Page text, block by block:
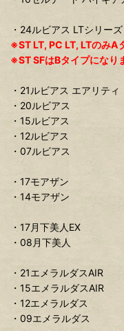
・24ルビアス LTシリーズ
※ST LT, PC LT, LTのみA
※ST SFはBタイプになり
・21ルビアス エアリティ
・20ルビアス
・15ルビアス
・12ルビアス
・07ルビアス
・17モアザン
・14モアザン
・17月下美人EX
・08月下美人
・21エメラルダスAIR
・15エメラルダスAIR
・12エメラルダス
・09エメラルダス